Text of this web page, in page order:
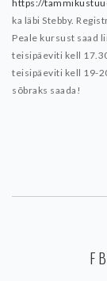
https://
ka läbi Stebby.
Peale kursust saad
teisipäeviti kell
teisipäeviti kell 19-
sõbraks saada!